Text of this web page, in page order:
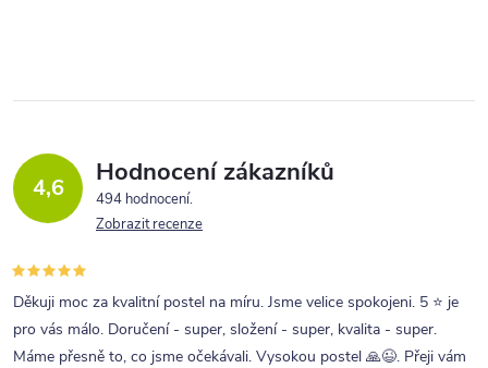
4,6 Hodnocení zákazníků
494 hodnocení
Zobrazit recenze
Děkuji moc za kvalitní postel na míru. Jsme velice spokojeni. 5 ⭐ je
pro vás málo. Doručení - super, složení - super, kvalita - super.
Máme přesně to, co jsme očekávali. Vysokou postel 🙏😉. Přeji vám